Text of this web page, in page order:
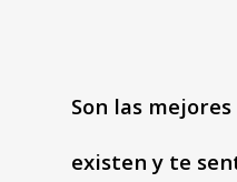
Son las
existen y te